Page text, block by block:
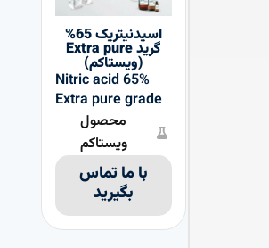
اسیدنیتریک 65%
گرید Extra pure
(ویستاکم)
Nitric acid 65%
Extra pure grade
محصول
ویستاکم
با ما تماس
بگیرید